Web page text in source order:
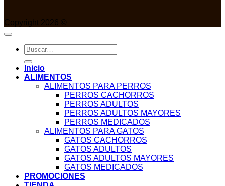
Copyright 2026 ©
Buscar
por:
Inicio
ALIMENTOS
ALIMENTOS PARA PERROS
PERROS CACHORROS
PERROS ADULTOS
PERROS ADULTOS MAYORES
PERROS MEDICADOS
ALIMENTOS PARA GATOS
GATOS CACHORROS
GATOS ADULTOS
GATOS ADULTOS MAYORES
GATOS MEDICADOS
PROMOCIONES